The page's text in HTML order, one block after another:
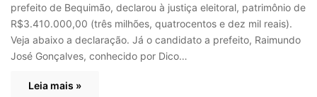
prefeito de Bequimão, declarou à justiça eleitoral, patrimônio de
R$3.410.000,00 (três milhões, quatrocentos e dez mil reais).
Veja abaixo a declaração. Já o candidato a prefeito, Raimundo
José Gonçalves, conhecido por Dico…
Leia mais »